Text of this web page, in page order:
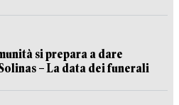
si prepara a dare
– La data dei funerali